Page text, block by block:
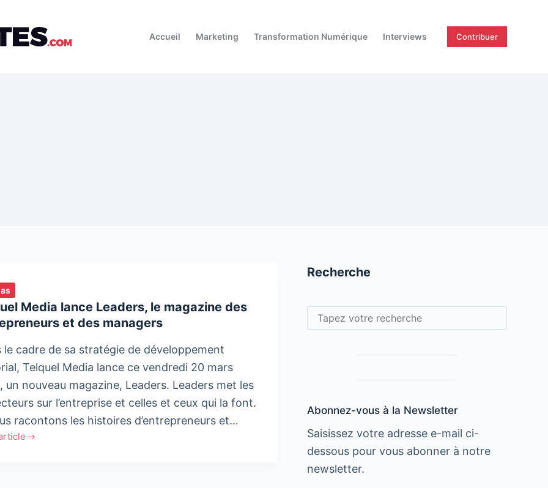
Accueil Marketing Transformation Numérique Interviews Contribuer
Media lance Leaders, le magazine des
et des managers
le cadre de sa stratégie de développement
Telquel Media lance ce vendredi 20 mars
un nouveau magazine, Leaders. Leaders met les
sur l’entreprise et celles et ceux qui la font.
racontons les histoires d’entrepreneurs et…
Recherche
Rechercher
Abonnez-vous à la Newsletter
Saisissez votre adresse e-mail ci-
dessous pour vous abonner à notre
newsletter.